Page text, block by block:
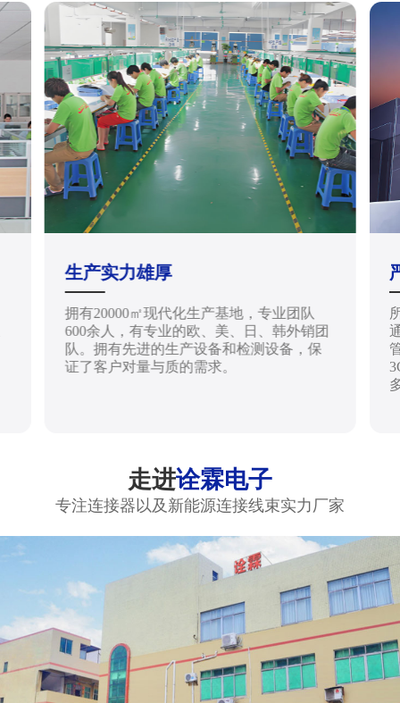
生产实力雄厚
拥有20000㎡现代化生产基地，专业团队
600余人，有专业的欧、美、日、韩外销团
队。拥有先进的生产设备和检测设备，保
证了客户对量与质的需求。
走进诠霖电子
专注连接器以及新能源连接线束实力厂家